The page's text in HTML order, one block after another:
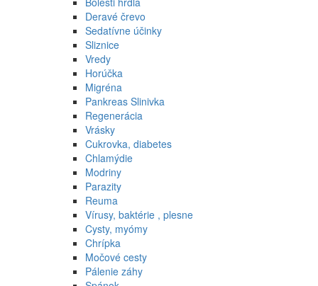
Deravé črevo
Sedatívne účinky
Sliznice
Vredy
Horúčka
Migréna
Pankreas Slinivka
Regenerácia
Vrásky
Cukrovka, diabetes
Chlamýdie
Modriny
Parazity
Reuma
Vírusy, baktérie , plesne
Cysty, myómy
Chrípka
Močové cesty
Pálenie záhy